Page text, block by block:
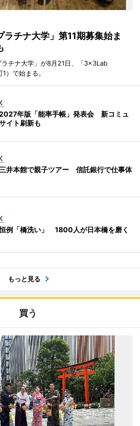
ラチナ大学」第11期募集始ま
チナ大学」が8月21日、「3×3Lab
）で始まる。
年版「能率手帳」発表会 新コミュ
イト刷新も
井本館で親子ツアー 信託銀行で仕事体
例「橋洗い」 1800人が日本橋を磨く
もっと見る
買う